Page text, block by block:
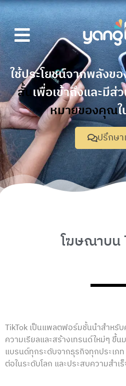
ใช้ประโยชน์จากพลังข
สั้นเพื่อเข้าถึงและมีส่
หมายของคุณ
ปรึกษา
โฆษณาบน
TikTok เป็นแพลตฟอร์มชั้นนำสำหรั
ความเรียลและสร้างเทรนด์ใหม่ๆ ขึ้
แบรนด์ทุกระดับจากธุรกิจทุกประเภ
ต่อในระดับโลก และประสบความสำเ